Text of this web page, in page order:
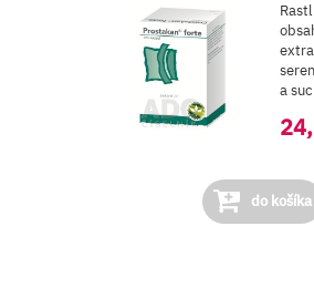
a
do košíka